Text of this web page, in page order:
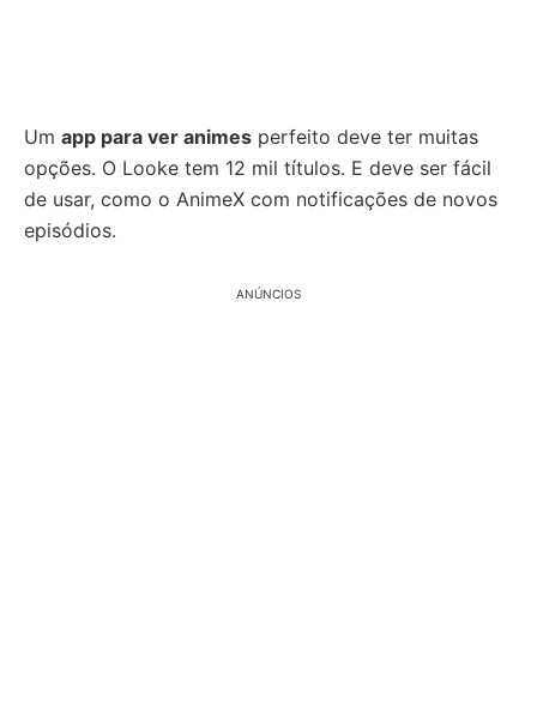
Um app para ver animes perfeito deve ter muitas
opções. O Looke tem 12 mil títulos. E deve ser fácil
de usar, como o AnimeX com notificações de novos
episódios.
ANÚNCIOS